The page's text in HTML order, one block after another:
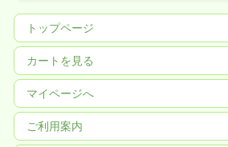
トップページ
カートを見る
マイページへ
ご利用案内